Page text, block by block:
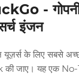
-
इंजन
यूज़र्स के लिए सबसे
की जाए। यह एक